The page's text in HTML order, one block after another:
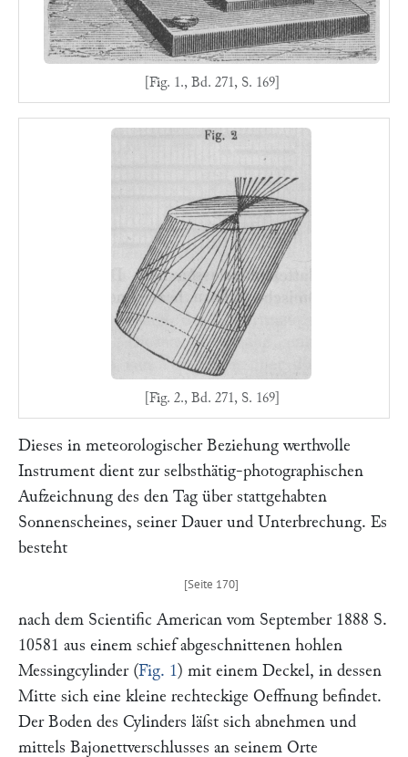
[Fig. 1., Bd. 271, S. 169]
[Fig. 2., Bd. 271, S. 169]
Dieses in meteorologischer Beziehung werthvolle
Instrument dient zur selbsthätig-photographischen
Aufzeichnung des den Tag über stattgehabten
Sonnenscheines, seiner Dauer und Unterbrechung. Es
besteht
nach dem Scientific American vom September 1888 S.
10581 aus einem schief abgeschnittenen hohlen
Messingcylinder (Fig. 1) mit einem Deckel, in dessen
Mitte sich eine kleine rechteckige Oeffnung befindet.
Der Boden des Cylinders läſst sich abnehmen und
mittels Bajonettverschlusses an seinem Orte